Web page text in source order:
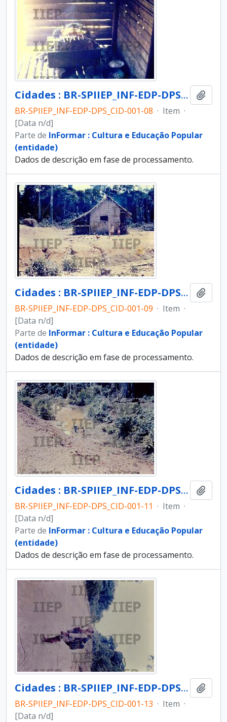
Cidades : BR-SPIIEP_INF-EDP-DPS_CID-001-08 [diapositivo]
BR-SPIIEP_INF-EDP-DPS_CID-001-08 · Item ·
[Data n/d]
Parte de InFormar : Cultura e Educação Popular
(entidade)
Dados de descrição em fase de processamento.
Cidades : BR-SPIIEP_INF-EDP-DPS_CID-001-09 [diapositivo]
BR-SPIIEP_INF-EDP-DPS_CID-001-09 · Item ·
[Data n/d]
Parte de InFormar : Cultura e Educação Popular
(entidade)
Dados de descrição em fase de processamento.
Cidades : BR-SPIIEP_INF-EDP-DPS_CID-001-11 [diapositivo]
BR-SPIIEP_INF-EDP-DPS_CID-001-11 · Item ·
[Data n/d]
Parte de InFormar : Cultura e Educação Popular
(entidade)
Dados de descrição em fase de processamento.
Cidades : BR-SPIIEP_INF-EDP-DPS_CID-001-13 [diapositivo]
BR-SPIIEP_INF-EDP-DPS_CID-001-13 · Item ·
[Data n/d]